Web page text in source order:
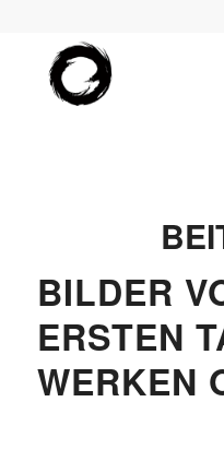
BILDER
ERSTEN
WERKEN